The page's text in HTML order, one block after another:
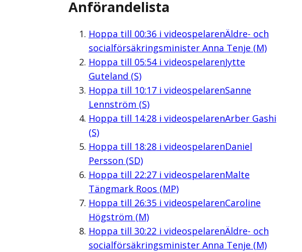
Anförandelista
Hoppa till 00:36i videospelarenÄldre- och
socialförsäkringsminister Anna Tenje (M)
Hoppa till 05:54i videospelarenJytte
Guteland (S)
Hoppa till 10:17i videospelarenSanne
Lennström (S)
Hoppa till 14:28i videospelarenArber Gashi
(S)
Hoppa till 18:28i videospelarenDaniel
Persson (SD)
Hoppa till 22:27i videospelarenMalte
Tängmark Roos (MP)
Hoppa till 26:35i videospelarenCaroline
Högström (M)
Hoppa till 30:22 i videospelarenÄldre- och
socialförsäkringsminister Anna Tenje (M)